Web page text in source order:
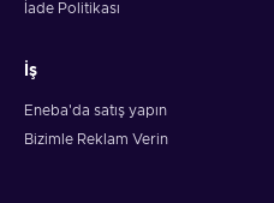
İade Politikası
İş
Eneba'da satış yapın
Bizimle Reklam Verin